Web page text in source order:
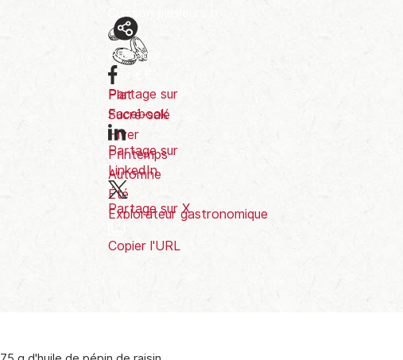
Cuisson
Prix
Plat
Sucré-salé
Hiver
Printemps
Automne
Été
Explorateur gastronomique
Partager
Partage sur
Facebook
Partage sur
LinkedIn
Partage sur X
Copier l'URL